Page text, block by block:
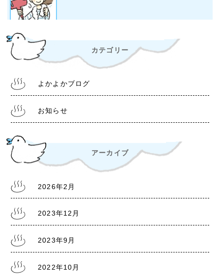
組合事務所について
2022.10.28
令和4年11月1日より 入浴料金改定について
2022.6.30
熊本銭湯『松の湯』 営業時間等変更のお知らせ
熊本銭湯『大福湯』 営業のお知らせ
2022.1.20
カテゴリー
よかよかブログ
お知らせ
アーカイブ
2026年2月
2023年12月
2023年9月
2022年10月